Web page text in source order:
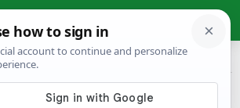
› placatūrūs
/ Conjugations latin